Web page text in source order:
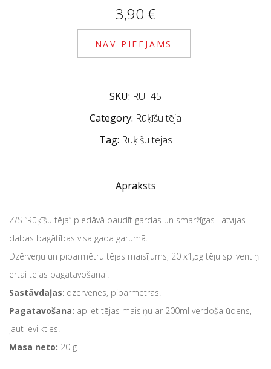
3,90 €
NAV PIEEJAMS
SKU: RUT45
Category: Rūķīšu tēja
Tag: Rūķīšu tējas
Apraksts
Z/S “Rūķīšu tēja” piedāvā baudīt gardas un smaržīgas Latvijas
dabas bagātības visa gada garumā.
Dzērveņu un piparmētru tējas maisījums; 20 x1,5g tēju spilventiņi
ērtai tējas pagatavošanai.
Sastāvdaļas: dzērvenes, piparmētras.
Pagatavošana: apliet tējas maisiņu ar 200ml verdoša ūdens,
ļaut ievilkties.
Masa neto: 20 g